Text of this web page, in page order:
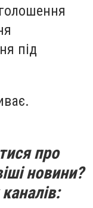
під
про
новини?